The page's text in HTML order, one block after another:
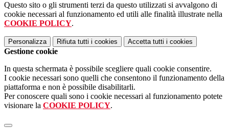
Questo sito o gli strumenti terzi da questo utilizzati si avvalgono di
cookie necessari al funzionamento ed utili alle finalità illustrate nella
COOKIE POLICY.
Personalizza Rifiuta tutti i cookies Accetta tutti i cookies
Gestione cookie
In questa schermata è possibile scegliere quali cookie consentire.
I cookie necessari sono quelli che consentono il funzionamento della
piattaforma e non è possibile disabilitarli.
Per conoscere quali sono i cookie necessari al funzionamento potete
visionare la COOKIE POLICY.